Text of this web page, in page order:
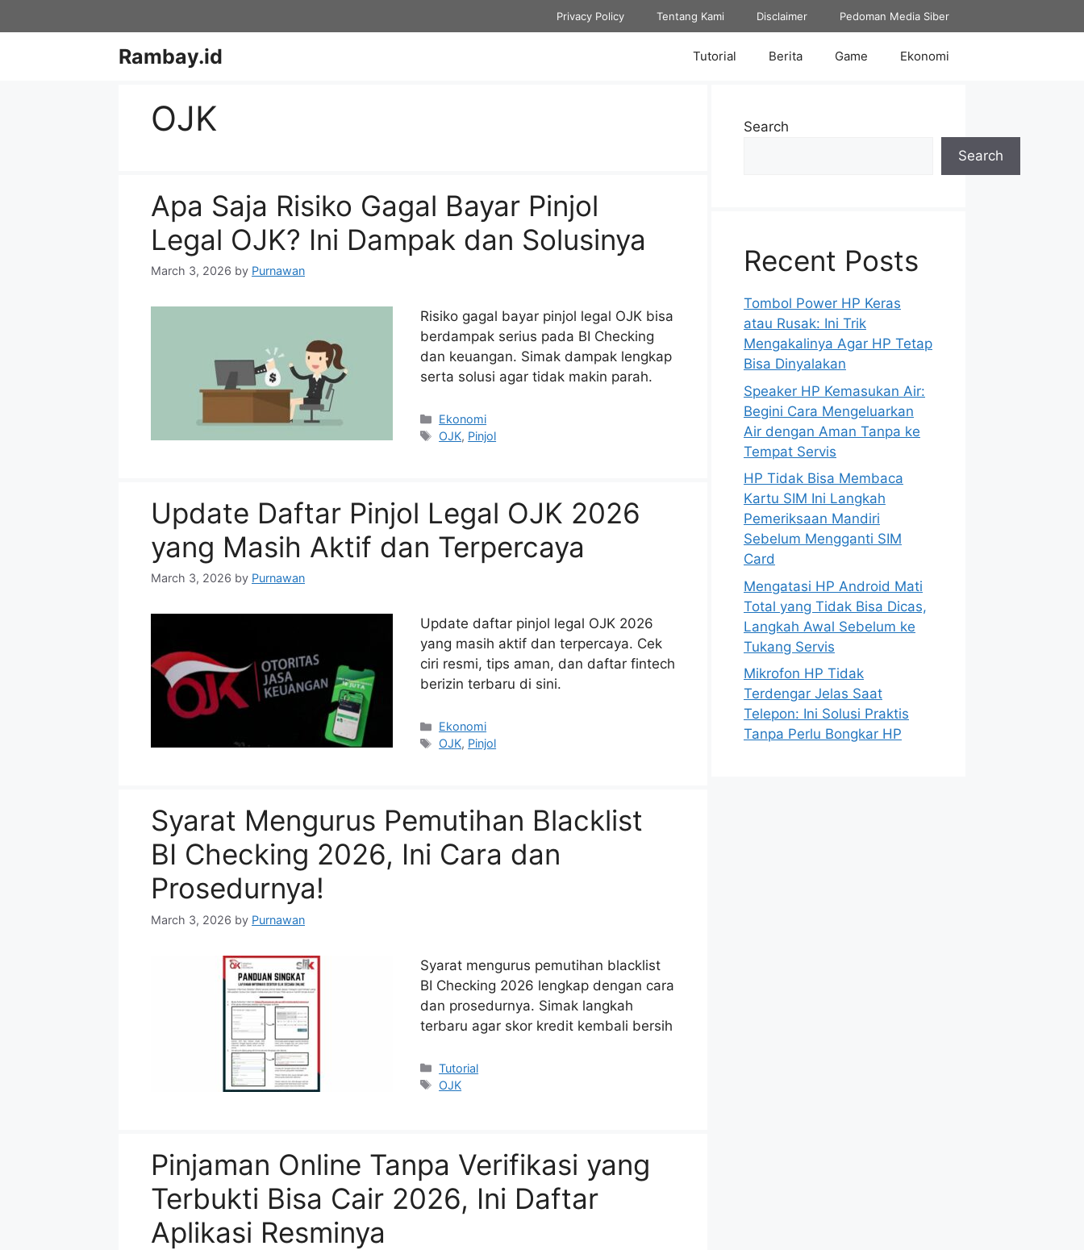
to
Privacy Policy Tentang Kami Disclaimer Pedoman Media Siber
Rambay.id Tutorial Berita Game Ekonomi
OJK
Apa Saja Risiko Gagal Bayar Pinjol
Legal OJK? Ini Dampak dan Solusinya
March 3, 2026 by Purnawan
Risiko gagal bayar pinjol legal OJK bisa
berdampak serius pada BI Checking
dan keuangan. Simak dampak lengkap
serta solusi agar tidak makin parah.
Categories
Ekonomi
Tags
OJK, Pinjol
Update Daftar Pinjol Legal OJK 2026
yang Masih Aktif dan Terpercaya
March 3, 2026 by Purnawan
Update daftar pinjol legal OJK 2026
yang masih aktif dan terpercaya. Cek
ciri resmi, tips aman, dan daftar fintech
berizin terbaru di sini.
Categories
Ekonomi
Tags
OJK, Pinjol
Syarat Mengurus Pemutihan Blacklist
BI Checking 2026, Ini Cara dan
Prosedurnya!
March 3, 2026 by Purnawan
Syarat mengurus pemutihan blacklist
BI Checking 2026 lengkap dengan cara
dan prosedurnya. Simak langkah
terbaru agar skor kredit kembali bersih
Categories
Tutorial
Tags
OJK
Pinjaman Online Tanpa Verifikasi yang
Terbukti Bisa Cair 2026, Ini Daftar
Aplikasi Resminya
Search
Search
Recent Posts
Tombol Power HP Keras
atau Rusak: Ini Trik
Mengakalinya Agar HP Tetap
Bisa Dinyalakan
Speaker HP Kemasukan Air:
Begini Cara Mengeluarkan
Air dengan Aman Tanpa ke
Tempat Servis
HP Tidak Bisa Membaca
Kartu SIM Ini Langkah
Pemeriksaan Mandiri
Sebelum Mengganti SIM
Card
Mengatasi HP Android Mati
Total yang Tidak Bisa Dicas,
Langkah Awal Sebelum ke
Tukang Servis
Mikrofon HP Tidak
Terdengar Jelas Saat
Telepon: Ini Solusi Praktis
Tanpa Perlu Bongkar HP